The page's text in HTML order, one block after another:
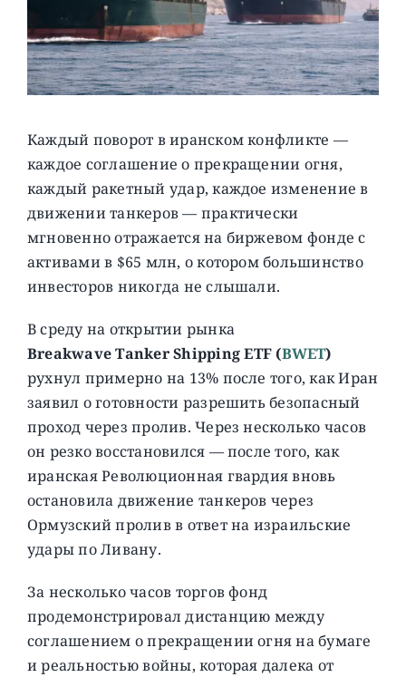
Каждый поворот в иранском конфликте —
каждое соглашение о прекращении огня,
каждый ракетный удар, каждое изменение в
движении танкеров — практически
мгновенно отражается на биржевом фонде с
активами в $65 млн, о котором большинство
инвесторов никогда не слышали.
В среду на открытии рынка
Breakwave TankerShippingETF (BWET)
рухнул примерно на 13% после того, как Иран
заявил о готовности разрешить безопасный
проход через пролив. Через несколько часов
он резко восстановился — после того, как
иранская Революционная гвардия вновь
остановила движение танкеров через
Ормузский пролив в ответ на израильские
удары по Ливану.
За несколько часов торгов фонд
продемонстрировал дистанцию ​​между
соглашением о прекращении огня на бумаге
и реальностью войны, которая далека от